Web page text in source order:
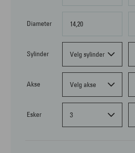
Diameter 14,20
Sylinder Velg sylinder
Akse Velg akse
Esker 3